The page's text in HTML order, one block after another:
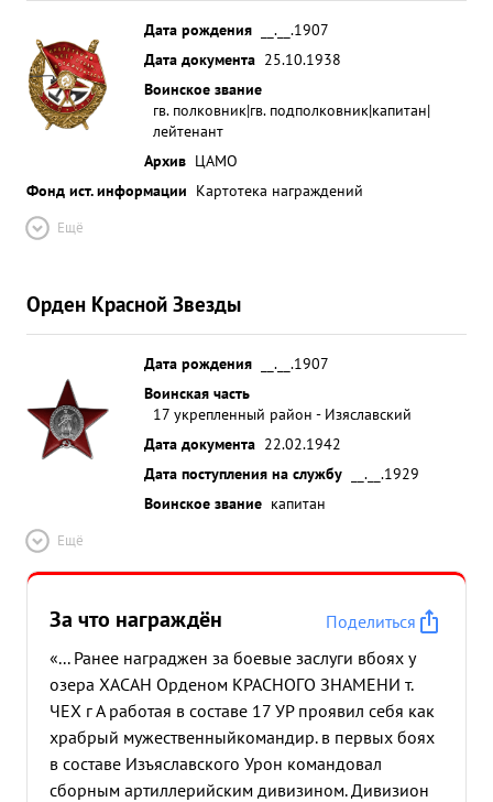
Дата рождения
__.__.1907
Дата документа 25.10.1938
Воинское звание
гв. полковник|гв. подполковник|капитан|
лейтенант
Архив ЦАМО
Фонд ист. информации Картотека награждений
Ещё
Орден Красной Звезды
Дата рождения
__.__.1907
Воинская часть
17 укрепленный район - Изяславский
Дата документа 22.02.1942
Дата поступления на службу
__.__.1929
Воинское звание капитан
Ещё
За что награждён
Поделиться
«... Ранее награджен за боевые заслуги вбоях у
озера ХАСАН Орденом КРАСНОГО ЗНАМЕНИ т.
ЧЕХ г А работая в составе 17 УР проявил себя как
храбрый мужественныйкомандир. в первых боях
в составе Изъяславского Урон командовал
сборным артиллерийским дивизином. Дивизион